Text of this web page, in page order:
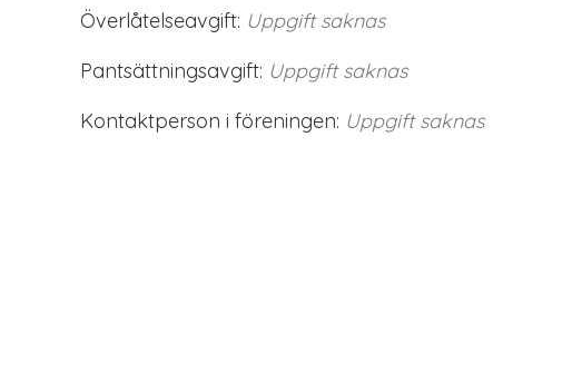
Överlåtelseavgift: Uppgift saknas
Pantsättningsavgift: Uppgift saknas
Kontaktperson i föreningen: Uppgift saknas